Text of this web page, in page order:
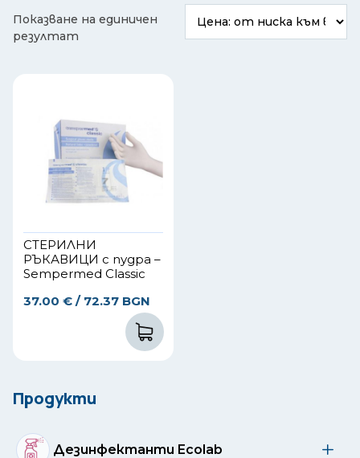
Показване на единичен
резултат
СТЕРИЛНИ
РЪКАВИЦИ с пудра –
Sempermed Classic
37.00 € / 72.37 BGN
Продукти
Дезинфектанти Ecolab